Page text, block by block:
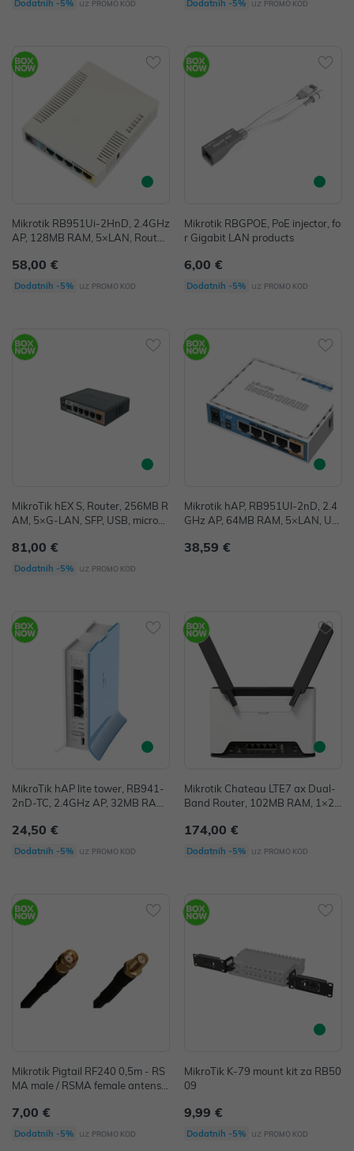
Dodatnih -5% uz PROMO KOD Dodatnih -5% uz PROMO KOD
Mikrotik RB951Ui-2HnD, 2.4GHz
AP, 128MB RAM, 5×LAN, Router
58,00 €
Dodatnih -5% uz PROMO KOD
Mikrotik RBGPOE, PoE injector, fo
r Gigabit LAN products
6,00 €
Dodatnih -5% uz PROMO KOD
MikroTik hEX S, Router, 256MB R
AM, 5×G-LAN, SFP, USB, microS
(RB760iGS)
81,00 €
Dodatnih -5% uz PROMO KOD
Mikrotik hAP, RB951UI-2nD, 2.4
GHz AP, 64MB RAM, 5×LAN, US
38,59 €
MikroTik hAP lite tower, RB941-
2nD-TC, 2.4GHz AP, 32MB RAM,
24,50 €
Dodatnih -5% uz PROMO KOD
Mikrotik Chateau LTE7 ax Dual-
Band Router, 102MB RAM, 1×2.
02.11ax/a/b/g/n/ac, LTE CAT7 mo
dem, USB, MicroSIM, PSU, tower
174,00 €
Dodatnih -5% uz PROMO KOD
Mikrotik Pigtail RF240 0,5m - RS
MA male / RSMA female antenski
7,00 €
Dodatnih -5% uz PROMO KOD
MikroTik K-79 mount kit za RB50
09
9,99 €
Dodatnih -5% uz PROMO KOD